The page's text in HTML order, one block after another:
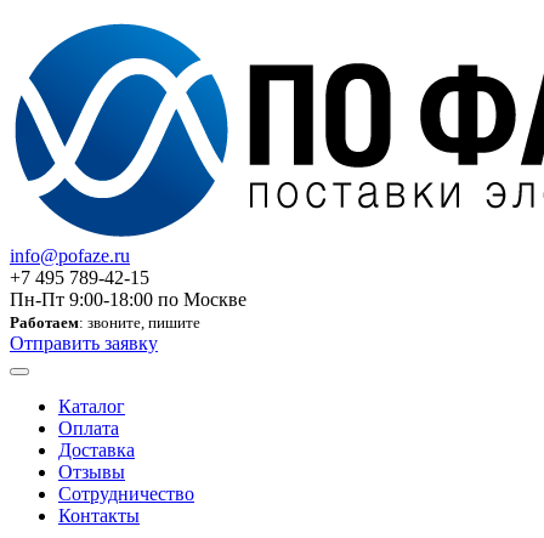
info@pofaze.ru
+7 495 789-42-15
Пн-Пт 9:00-18:00 по Москве
Работаем: звоните, пишите
Отправить заявку
Каталог
Оплата
Доставка
Отзывы
Сотрудничество
Контакты